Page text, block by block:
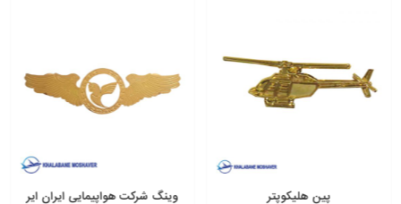
پین هلیکوپتر
وینگ شرکت هواپیمایی ایران ایر